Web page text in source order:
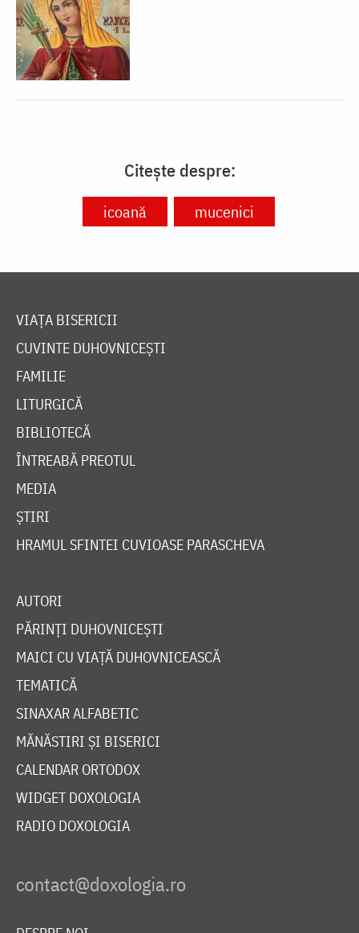
Citește despre:
icoană mucenici
VIAȚA BISERICII
CUVINTE DUHOVNICEȘTI
FAMILIE
LITURGICĂ
BIBLIOTECĂ
ÎNTREABĂ PREOTUL
MEDIA
ȘTIRI
HRAMUL SFINTEI CUVIOASE PARASCHEVA
AUTORI
PĂRINȚI DUHOVNICEȘTI
MAICI CU VIAȚĂ DUHOVNICEASCĂ
TEMATICĂ
SINAXAR ALFABETIC
MĂNĂSTIRI ȘI BISERICI
CALENDAR ORTODOX
WIDGET DOXOLOGIA
RADIO DOXOLOGIA